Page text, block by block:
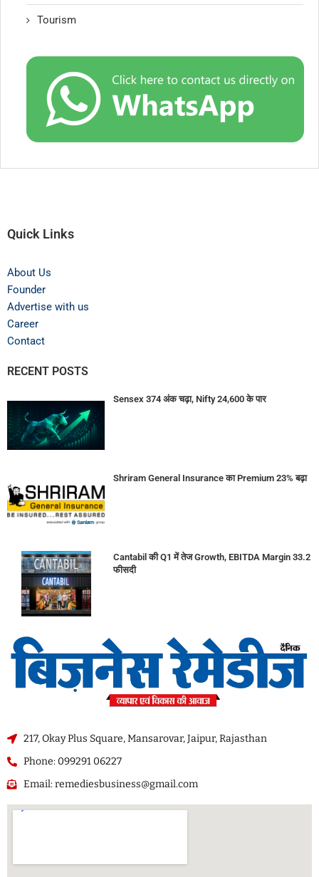
Tourism
Quick Links
About Us
Founder
Advertise with us
Career
Contact
RECENT POSTS
Sensex 374 अंक चढ़ा, Nifty 24,600 के पार
Shriram General Insurance का Premium 23% बढ़ा
Cantabil की Q1 में तेज Growth, EBITDA Margin 33.2
फीसदी
217, Okay Plus Square, Mansarovar, Jaipur, Rajasthan
Phone: 099291 06227
Email: remediesbusiness@gmail.com